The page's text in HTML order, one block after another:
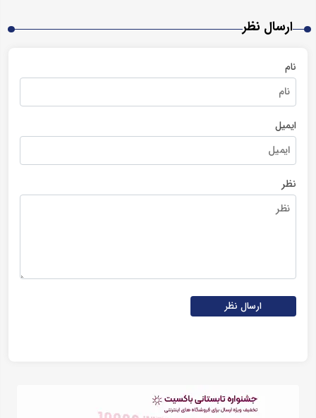
ارسال نظر
نام
ایمیل
نظر
ارسال نظر